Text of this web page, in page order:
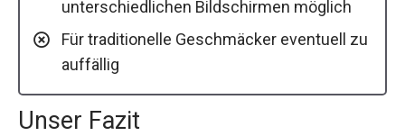
unterschiedlichen Bildschirmen möglich
Für traditionelle Geschmäcker eventuell zu
auffällig
Unser Fazit